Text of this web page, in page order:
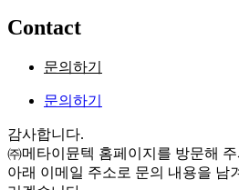
Contact
문의하기
문의하기
감사합니다.
㈜메타이뮨텍 홈페이지를 방문해
아래 이메일 주소로 문의 내용을 남